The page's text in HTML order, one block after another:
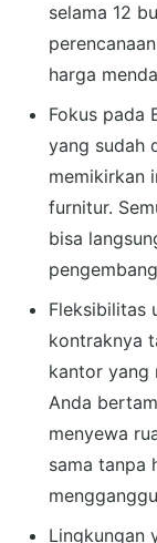
selama 12
harga
Fokus pada
yang sudah
memikirkan
furnitur.
bisa
Fleksibilitas
kontraknya
kantor yang
Anda
menyewa
sama tanpa
Lingkungan